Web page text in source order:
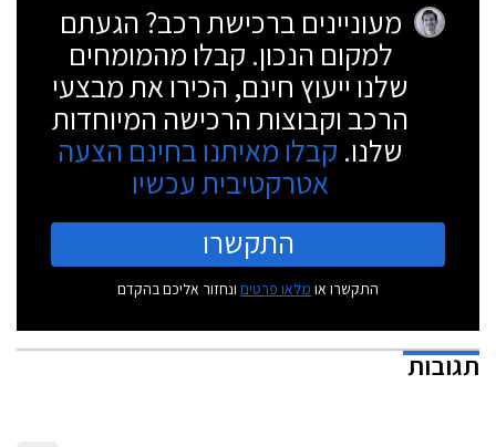
מעוניינים ברכישת רכב? הגעתם
למקום הנכון. קבלו מהמומחים
שלנו ייעוץ חינם, הכירו את מבצעי
הרכב וקבוצות הרכישה המיוחדות
שלנו. קבלו מאיתנו בחינם הצעה
אטרקטיבית עכשיו
התקשרו
התקשרו או מלאו פרטים ונחזור אליכם בהקדם
תגובות